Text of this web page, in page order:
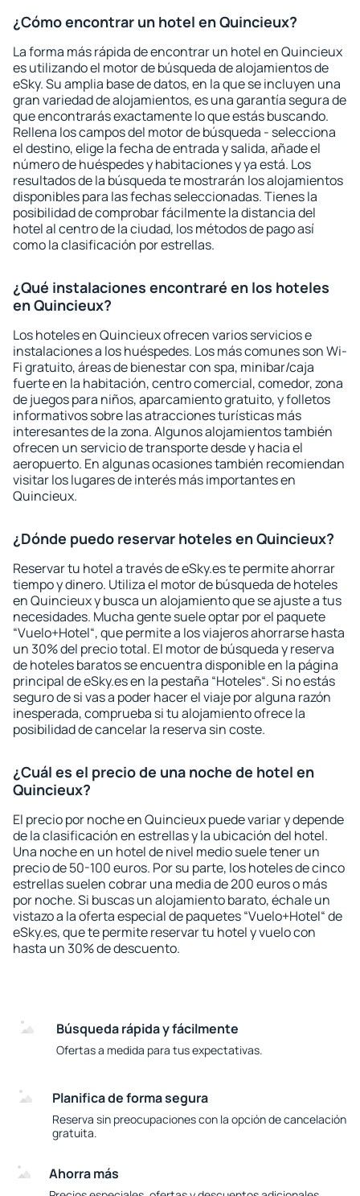
¿Cómo encontrar un hotel en Quincieux?
La forma más rápida de encontrar un hotel en Quincieux
es utilizando el motor de búsqueda de alojamientos de
eSky. Su amplia base de datos, en la que se incluyen una
gran variedad de alojamientos, es una garantía segura de
que encontrarás exactamente lo que estás buscando.
Rellena los campos del motor de búsqueda - selecciona
el destino, elige la fecha de entrada y salida, añade el
número de huéspedes y habitaciones y ya está. Los
resultados de la búsqueda te mostrarán los alojamientos
disponibles para las fechas seleccionadas. Tienes la
posibilidad de comprobar fácilmente la distancia del
hotel al centro de la ciudad, los métodos de pago así
como la clasificación por estrellas.
¿Qué instalaciones encontraré en los hoteles
en Quincieux?
Los hoteles en Quincieux ofrecen varios servicios e
instalaciones a los huéspedes. Los más comunes son Wi-
Fi gratuito, áreas de bienestar con spa, minibar/caja
fuerte en la habitación, centro comercial, comedor, zona
de juegos para niños, aparcamiento gratuito, y folletos
informativos sobre las atracciones turísticas más
interesantes de la zona. Algunos alojamientos también
ofrecen un servicio de transporte desde y hacia el
aeropuerto. En algunas ocasiones también recomiendan
visitar los lugares de interés más importantes en
Quincieux.
¿Dónde puedo reservar hoteles en Quincieux?
Reservar tu hotel a través de eSky.es te permite ahorrar
tiempo y dinero. Utiliza el motor de búsqueda de hoteles
en Quincieux y busca un alojamiento que se ajuste a tus
necesidades. Mucha gente suele optar por el paquete
“Vuelo+Hotel“, que permite a los viajeros ahorrarse hasta
un 30% del precio total. El motor de búsqueda y reserva
de hoteles baratos se encuentra disponible en la página
principal de eSky.es en la pestaña “Hoteles“. Si no estás
seguro de si vas a poder hacer el viaje por alguna razón
inesperada, comprueba si tu alojamiento ofrece la
posibilidad de cancelar la reserva sin coste.
¿Cuál es el precio de una noche de hotel en
Quincieux?
El precio por noche en Quincieux puede variar y depende
de la clasificación en estrellas y la ubicación del hotel.
Una noche en un hotel de nivel medio suele tener un
precio de 50-100 euros. Por su parte, los hoteles de cinco
estrellas suelen cobrar una media de 200 euros o más
por noche. Si buscas un alojamiento barato, échale un
vistazo a la oferta especial de paquetes “Vuelo+Hotel“ de
eSky.es, que te permite reservar tu hotel y vuelo con
hasta un 30% de descuento.
Búsqueda rápida y fácilmente
Ofertas a medida para tus expectativas.
Planifica de forma segura
Reserva sin preocupaciones con la opción de cancelación
gratuita.
Ahorra más